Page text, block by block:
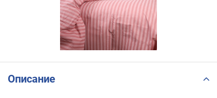
Описание